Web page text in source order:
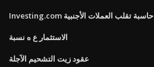
Investing.com حاسبة تقلب العملات الأجنبية
الاستثمار ع ه نسبة
عقود زيت التشحيم الآجلة